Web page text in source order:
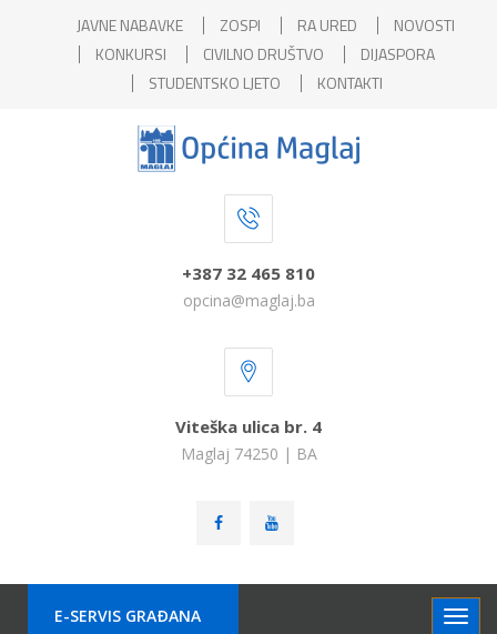
JAVNE NABAVKE ZOSPI RA URED
NOVOSTI
KONKURSI
CIVILNO DRUŠTVO
DIJASPORA
STUDENTSKO LJETO
KONTAKTI
+387 32 465 810
opcina@maglaj.ba
Viteška ulica br. 4
Maglaj 74250 | BA
E-SERVIS GRAÐANA